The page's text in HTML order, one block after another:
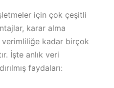
için çok çeşitli
karar alma
kadar birçok
İşte anlık veri
faydaları: